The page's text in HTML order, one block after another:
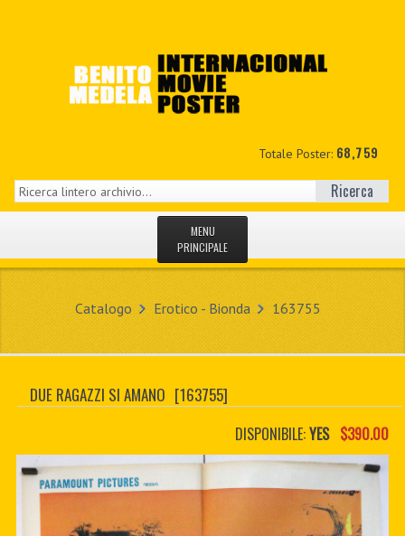
Totale Poster: 68,759
Ricerca
MENU
PRINCIPALE
IL MIO CONTO
CONTATTO
CUSTOM PDF
Catalogo Erotico - Bionda 163755
DUE RAGAZZI SI AMANO [163755]
DISPONIBILE:YES $390.00